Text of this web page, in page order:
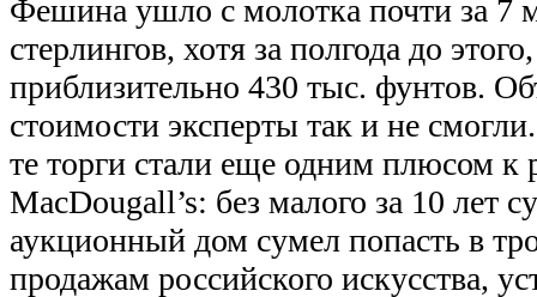
Фешина ушло с молотка почти за 7
стерлингов, хотя за полгода до
приблизительно 430 тыс. фунтов.
стоимости эксперты так и не
те торги стали еще одним плюсом к
MacDougall’s: без малого за 10 лет
аукционный дом сумел попасть в
продажам российского искусства,